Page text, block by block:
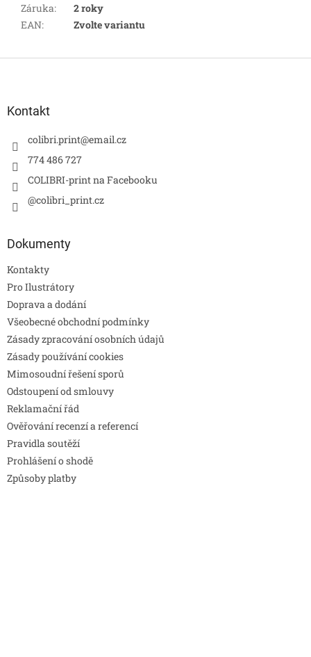
Záruka:
2 roky
EAN: Zvolte variantu
Kontakt
colibri.print@email.cz
774 486 727
COLIBRI-print na Facebooku
@colibri_print.cz
Dokumenty
Kontakty
Pro Ilustrátory
Doprava a dodání
Všeobecné obchodní podmínky
Zásady zpracování osobních údajů
Zásady používání cookies
Mimosoudní řešení sporů
Odstoupení od smlouvy
Reklamační řád
Ověřování recenzí a referencí
Pravidla soutěží
Prohlášení o shodě
Způsoby platby